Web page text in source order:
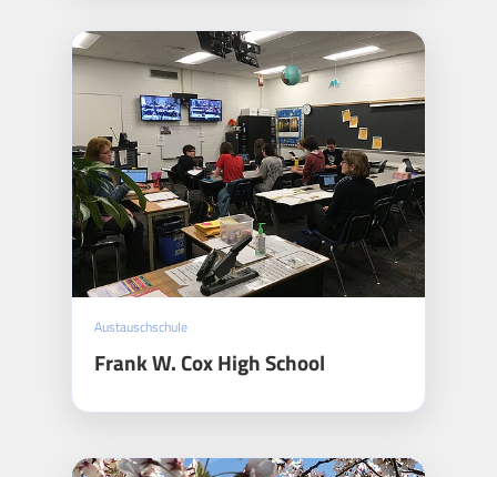
Austauschschule
Frank W. Cox High School